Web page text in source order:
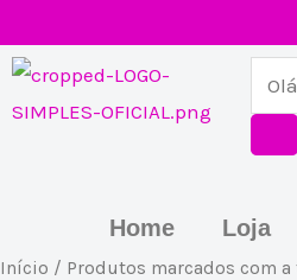
para
Home Loja
Início / Produtos marcados com a